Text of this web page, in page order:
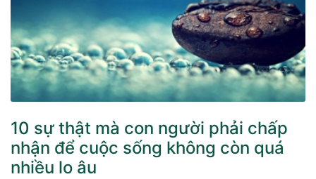
10 sự thật mà con người phải chấp
nhận để cuộc sống không còn quá
nhiều lo âu